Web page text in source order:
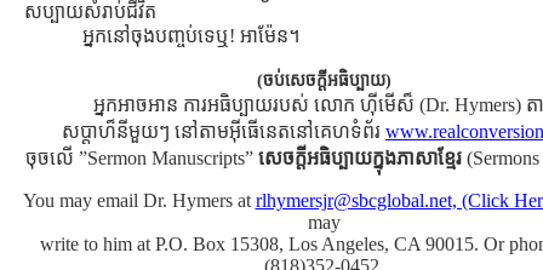
សប្បាយសំរាប់ជីវិត
អ្នកនៅចុងបញ្ចប់ទេឬ! អាម៉ែន។
(ចប់សេចក្ដីអធិប្បាយ)
អ្នកអាចអាន ការអធិប្បាយរបស់ លោក ហ៊ីមើស៏ (Dr. Hymers) ត
សប្ដាហ៏នីមួយៗ នៅតាមអ៊ីធើនេតនៅគេហទំព័រ
ចុចលើ ”Sermon Manuscripts” សេចក្ដីអធិប្បាយក្នុងភាសាខ្មែរ
You may email Dr. Hymers at rlhymersjr@sbcglobal.net, (Click
may
write to him at P.O. Box 15308, Los Angeles, CA 90015. Or
(818)352-0452.